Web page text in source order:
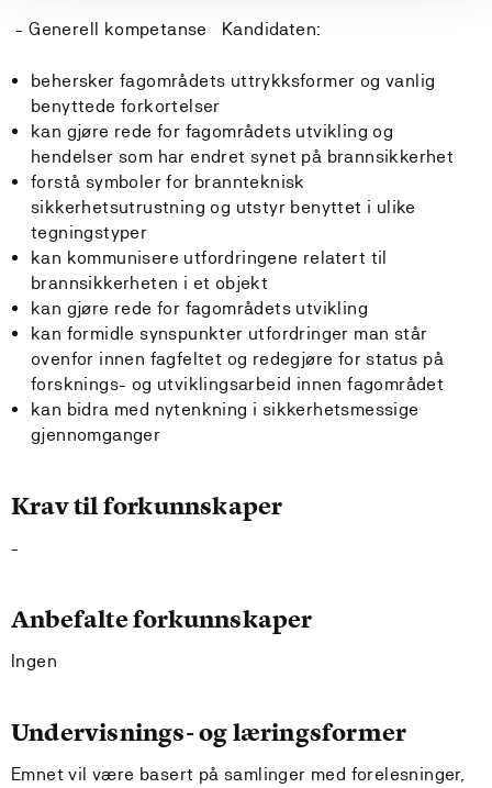
- Generell kompetanse Kandidaten:
behersker fagområdets uttrykksformer og vanlig
benyttede forkortelser
kan gjøre rede for fagområdets utvikling og
hendelser som har endret synet på brannsikkerhet
forstå symboler for brannteknisk
sikkerhetsutrustning og utstyr benyttet i ulike
tegningstyper
kan kommunisere utfordringene relatert til
brannsikkerheten i et objekt
kan gjøre rede for fagområdets utvikling
kan formidle synspunkter utfordringer man står
ovenfor innen fagfeltet og redegjøre for status på
forsknings- og utviklingsarbeid innen fagområdet
kan bidra med nytenkning i sikkerhetsmessige
gjennomganger
Krav til forkunnskaper
-
Anbefalte forkunnskaper
Ingen
Undervisnings- og læringsformer
Emnet vil være basert på samlinger med forelesninger,